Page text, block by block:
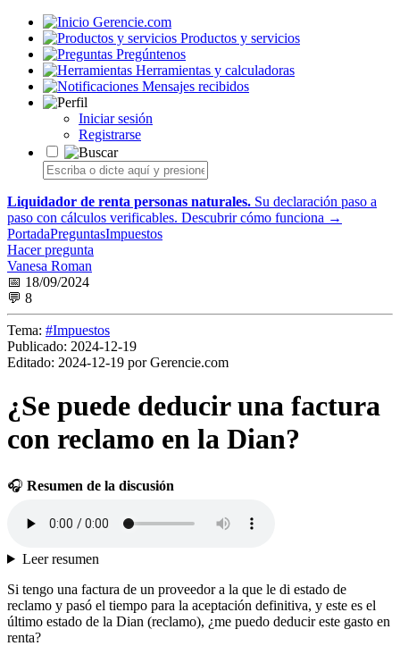
Gerencie.com
Productos y servicios
Pregúntenos
Herramientas y calculadoras
Mensajes recibidos
Iniciar sesión
Registrarse
Liquidador de renta personas naturales. Su declaración paso a
paso con cálculos verificables. Descubrir cómo funciona →
PortadaPreguntasImpuestos
Hacer pregunta
Vanesa Roman
📅 18/09/2024
💬 8
Tema: #Impuestos
Publicado: 2024-12-19
Editado: 2024-12-19 por Gerencie.com
¿Se puede deducir una factura
con reclamo en la Dian?
🎧 Resumen de la discusión
Leer resumen
Si tengo una factura de un proveedor a la que le di estado de
reclamo y pasó el tiempo para la aceptación definitiva, y este es el
último estado de la Dian (reclamo), ¿me puedo deducir este gasto en
renta?